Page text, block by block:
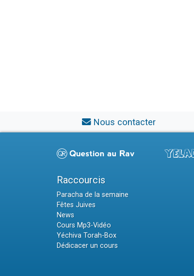
Nous contacter
Raccourcis
Paracha de la semaine
Fêtes Juives
News
Cours Mp3-Vidéo
Yéchiva Torah-Box
Dédicacer un cours